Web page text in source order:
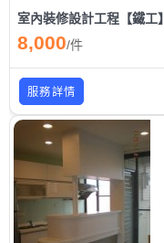
室內裝修設計工程【鐵工】
8,000/件
服務詳情